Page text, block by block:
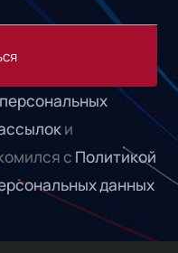
персональных
и
с Политикой
данных